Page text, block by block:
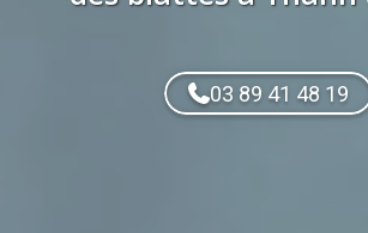
03 89 41 48 19